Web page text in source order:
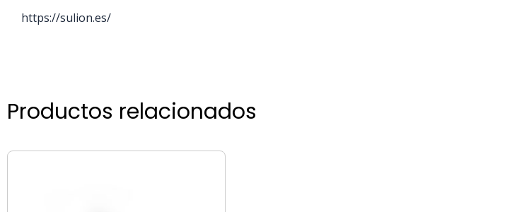
https://sulion.es/
Productos relacionados